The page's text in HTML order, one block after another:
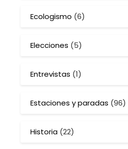
Ecologismo (6)
Elecciones (5)
Entrevistas (1)
Estaciones y paradas (96)
Historia (22)